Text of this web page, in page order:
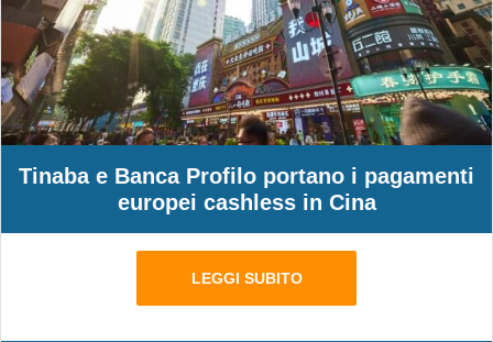
Tinaba e Banca Profilo portano i pagamenti
europei cashless in Cina
LEGGI SUBITO